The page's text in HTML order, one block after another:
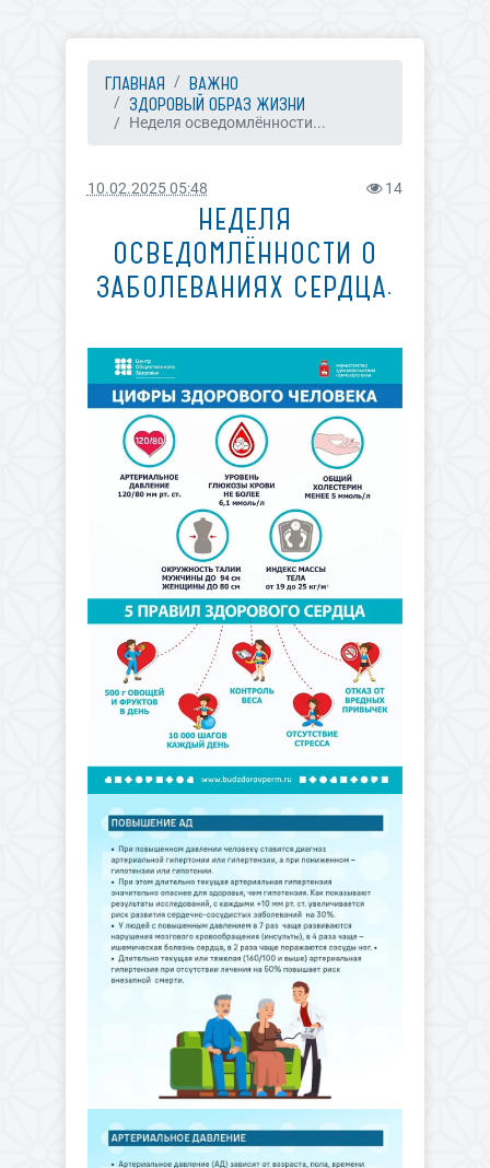
ГЛАВНАЯ
ВАЖНО
ЗДОРОВЫЙ ОБРАЗ ЖИЗНИ
Неделя осведомлённости...
10.02.2025 05:48 14
НЕДЕЛЯ
ОСВЕДОМЛЁННОСТИ О
ЗАБОЛЕВАНИЯХ СЕРДЦА.